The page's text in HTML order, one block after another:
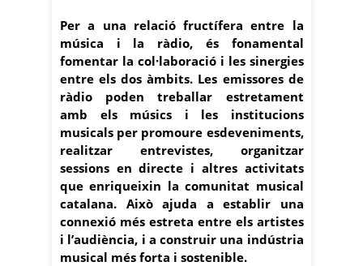
Per a una relació fructífera entre la
música i la ràdio, és fonamental
fomentar la col·laboració i les sinergies
entre els dos àmbits. Les emissores de
ràdio poden treballar estretament
amb els músics i les institucions
musicals per promoure esdeveniments,
realitzar entrevistes, organitzar
sessions en directe i altres activitats
que enriqueixin la comunitat musical
catalana. Això ajuda a establir una
connexió més estreta entre els artistes
i l’audiència, i a construir una indústria
musical més forta i sostenible.